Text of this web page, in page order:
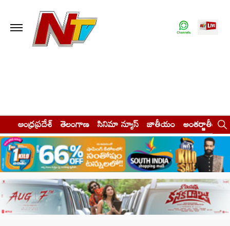
ఆంధ్రప్రదేశ్ తెలంగాణ సినిమా న్యూస్ జాతీయం అంతర్జాతీయం